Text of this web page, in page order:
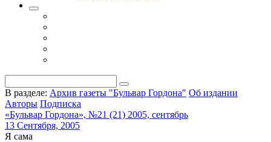
В разделе: Архив газеты "Бульвар Гордона" Об издании
Авторы Подписка
«Бульвар Гордона», №21 (21) 2005, сентябрь
13 Сентября, 2005
Я сама